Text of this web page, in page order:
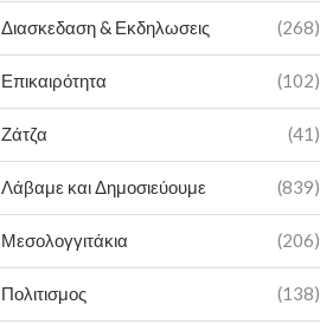
Διασκεδαση & Εκδηλωσεις (268)
Επικαιρότητα (102)
Ζάτζα (41)
Λάβαμε και Δημοσιεύουμε (839)
Μεσολογγιτάκια (206)
Πολιτισμος (138)